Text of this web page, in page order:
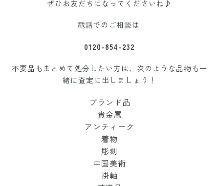
ぜひお友だちになってくださいね♪
電話でのご相談は
0120-854-232
不要品もまとめて処分したい方は、次のような品物も一
緒に査定に出しましょう！
ブランド品
貴金属
アンティーク
着物
彫刻
中国美術
掛軸